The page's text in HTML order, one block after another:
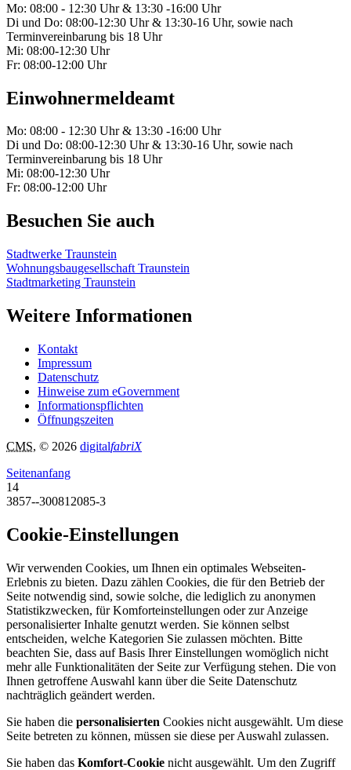
Mo: 08:00 - 12:30 Uhr & 13:30 -16:00 Uhr
Di und Do: 08:00-12:30 Uhr & 13:30-16 Uhr, sowie nach
Terminvereinbarung bis 18 Uhr
Mi: 08:00-12:30 Uhr
Fr: 08:00-12:00 Uhr
Einwohnermeldeamt
Mo: 08:00 - 12:30 Uhr & 13:30 -16:00 Uhr
Di und Do: 08:00-12:30 Uhr & 13:30-16 Uhr, sowie nach
Terminvereinbarung bis 18 Uhr
Mi: 08:00-12:30 Uhr
Fr: 08:00-12:00 Uhr
Besuchen Sie auch
Stadtwerke Traunstein
Wohnungsbaugesellschaft Traunstein
Stadtmarketing Traunstein
Weitere Informationen
Kontakt
Impressum
Datenschutz
Hinweise zum eGovernment
Informationspflichten
Öffnungszeiten
CMS, © 2026 digitalfabriX
Seitenanfang
14
3857--300812085-3
Cookie-Einstellungen
Wir verwenden Cookies, um Ihnen ein optimales Webseiten-
Erlebnis zu bieten. Dazu zählen Cookies, die für den Betrieb der
Seite notwendig sind, sowie solche, die lediglich zu anonymen
Statistikzwecken, für Komforteinstellungen oder zur Anzeige
personalisierter Inhalte genutzt werden. Sie können selbst
entscheiden, welche Kategorien Sie zulassen möchten. Bitte
beachten Sie, dass auf Basis Ihrer Einstellungen womöglich nicht
mehr alle Funktionalitäten der Seite zur Verfügung stehen. Die von
Ihnen getroffene Auswahl kann über die Seite Datenschutz
nachträglich geändert werden.
Sie haben die personalisierten Cookies nicht ausgewählt. Um diese
Seite betreten zu können, müssen sie diese per Auswahl zulassen.
Sie haben das Komfort-Cookie nicht ausgewählt. Um den Zugriff